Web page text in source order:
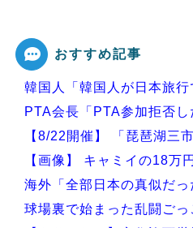
Powered by livedoor 相互
おすすめ記事
韓国人「韓国人が日本旅
PTA会長「PTA参加拒否し
【8/22開催】 「琵琶湖三
【画像】 キャミイの18万
海外「全部日本の真似だ
球場裏で始まった乱闘ご